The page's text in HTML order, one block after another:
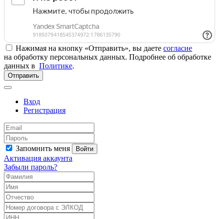
Нажимая на кнопку «Отправить», вы даете согласие
на обработку персональных данных. Подробнее об обработке
данных в Политике.
Отправить
Вход
Регистрация
Запомнить меня Войти
Активация аккаунта
Забыли пароль?